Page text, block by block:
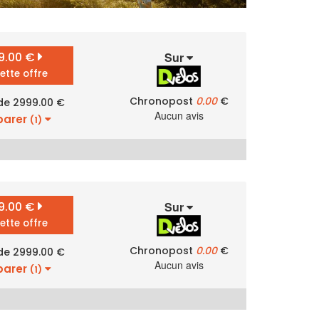
€
offre
2999.00 €
(1)
Sur
Chronopost 0.00€
Aucun avis
€
offre
2999.00 €
(1)
Sur
Chronopost 0.00€
Aucun avis